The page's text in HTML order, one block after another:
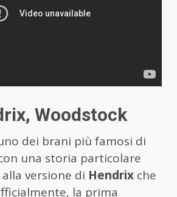
Woodstock
dei brani più famosi di
una storia particolare
versione di Hendrix che
la prima